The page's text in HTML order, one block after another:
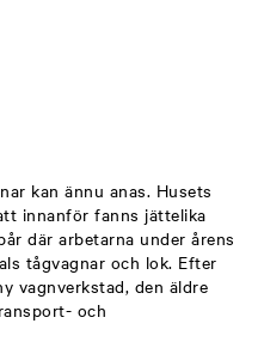
kan ännu anas. Husets
innanför fanns jättelika
där arbetarna under årens
tågvagnar och lok. Efter
vagnverkstad, den äldre
och